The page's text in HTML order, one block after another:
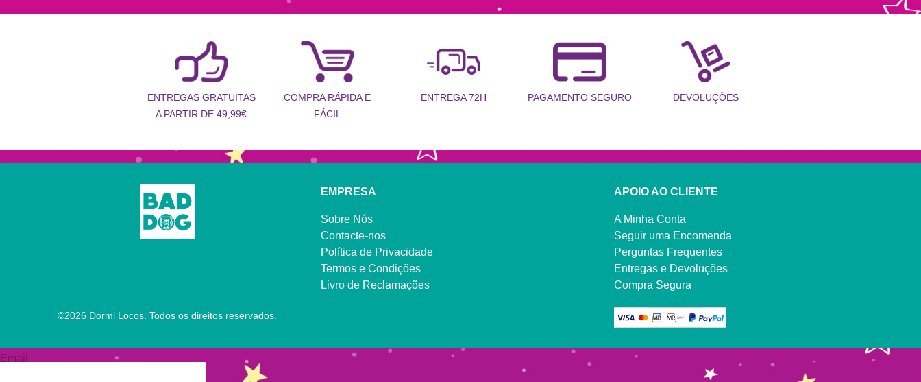
ENTREGAS GRATUITAS
A PARTIR DE 49,99€
COMPRA RÁPIDA E
FÁCIL
ENTREGA 72H PAGAMENTO SEGURO DEVOLUÇÕES
EMPRESA
Sobre Nós
Contacte-nos
Política de Privacidade
Termos e Condições
Livro de Reclamações
APOIO AO CLIENTE
A Minha Conta
Seguir uma Encomenda
Perguntas Frequentes
Entregas e Devoluções
Compra Segura
©2026Dormi Locos. Todos os direitos reservados.
Email